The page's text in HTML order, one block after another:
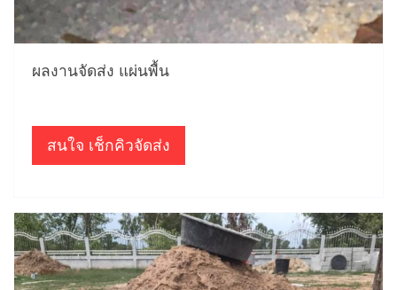
ผลงานจัดส่ง แผ่นพื้น
สนใจ เช็กคิวจัดส่ง